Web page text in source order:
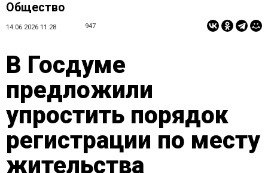
Общество
14.06.2026 11:28 947
В Госдуме
предложили
упростить порядок
регистрации по месту
жительства